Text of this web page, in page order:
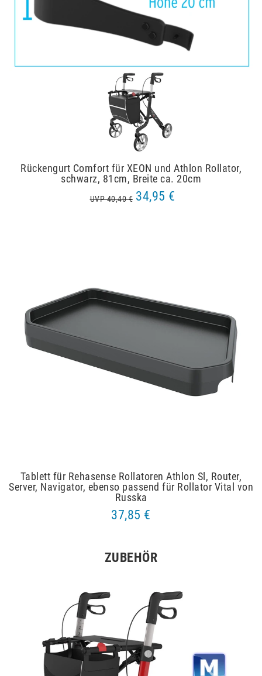
Rückengurt Comfort für XEON und Athlon Rollator,
schwarz, 81cm, Breite ca. 20cm
UVP 40,40 € 34,95 €
Tablett für Rehasense Rollatoren Athlon Sl, Router,
Server, Navigator, ebenso passend für Rollator Vital von
Russka
37,85 €
ZUBEHÖR